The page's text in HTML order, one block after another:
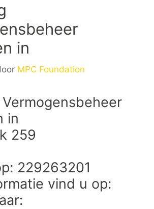
in
MPC Foundation
in
259
229263201
vind u op: